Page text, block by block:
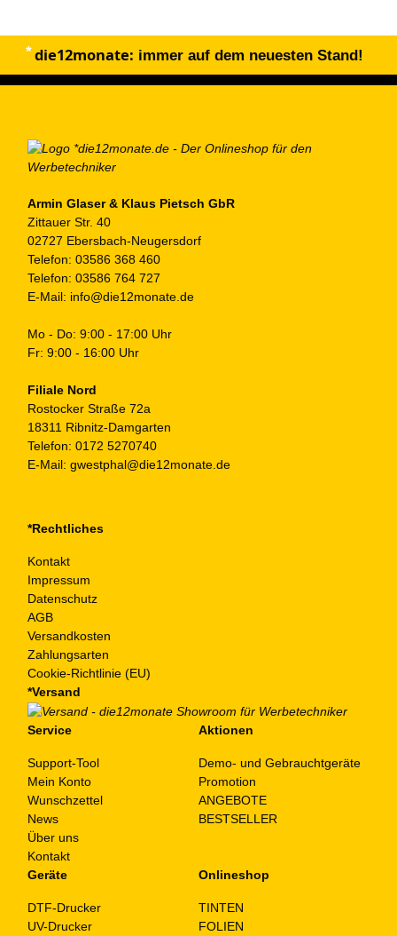
die12monate: immer auf dem neuesten Stand!
Armin Glaser & Klaus Pietsch GbR
Zittauer Str. 40
02727 Ebersbach-Neugersdorf
Telefon: 03586 368 460
Telefon: 03586 764 727
E-Mail: info@die12monate.de
Mo - Do: 9:00 - 17:00 Uhr
Fr: 9:00 - 16:00 Uhr
Filiale Nord
Rostocker Straße 72a
18311 Ribnitz-Damgarten
Telefon: 0172 5270740
E-Mail: gwestphal@die12monate.de
*Rechtliches
Kontakt
Impressum
Datenschutz
AGB
Versandkosten
Zahlungsarten
Cookie-Richtlinie (EU)
*Versand
Service
Support-Tool
Mein Konto
Wunschzettel
News
Über uns
Kontakt
Aktionen
Demo- und Gebrauchtgeräte
Promotion
ANGEBOTE
BESTSELLER
Geräte
DTF-Drucker
UV-Drucker
Onlineshop
TINTEN
FOLIEN